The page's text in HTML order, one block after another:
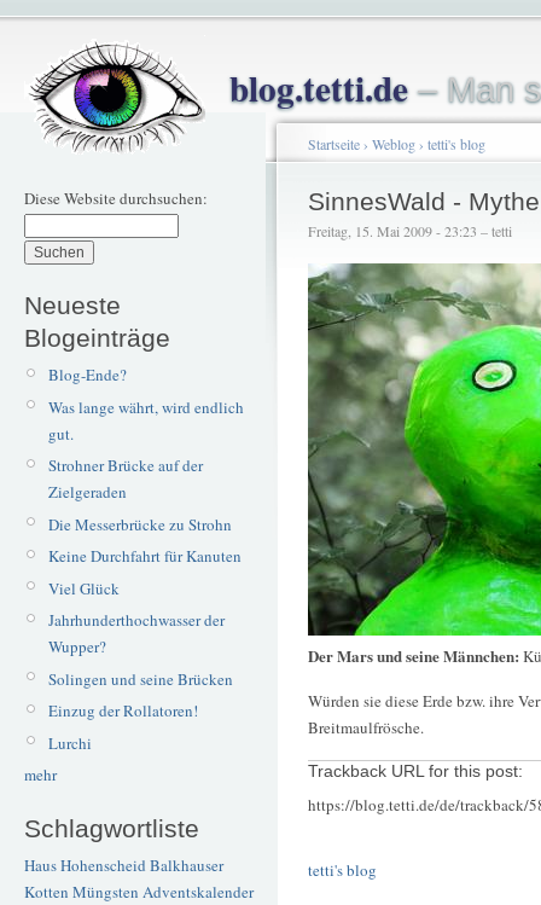
blog.tetti.de– Man
Diese Website durchsuchen:
Neueste
Blogeinträge
Blog-Ende?
Was lange währt, wird endlich
gut.
Strohner Brücke auf der
Zielgeraden
Die Messerbrücke zu Strohn
Keine Durchfahrt für Kanuten
Viel Glück
Jahrhunderthochwasser der
Wupper?
Solingen und seine Brücken
Einzug der Rollatoren!
Lurchi
mehr
Schlagwortliste
Haus Hohenscheid Balkhauser
Kotten Müngsten Adventskalender
Startseite› Weblog› tetti's blog
SinnesWald -
Freitag, 15. Mai 2009 - 23:23 – tetti
Der Mars und seine Männchen:
Würden sie diese Erde bzw. ihre
Breitmaulfrösche.
Trackback URL for this post:
https://blog.tetti.de/de/trackback/
tetti's blog